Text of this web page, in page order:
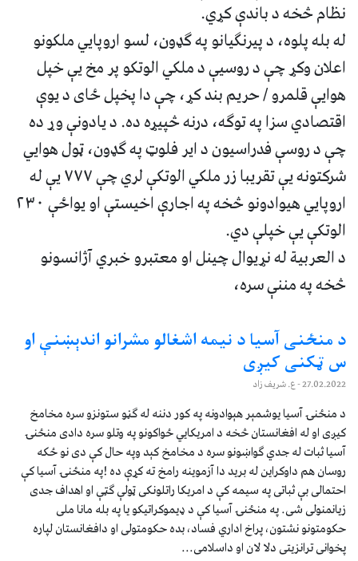
نظام څخه د باندې کړي.
له بله پلوه، د پیرنګیانو په ګډون، لسو اروپایي ملکونو
اعلان وکړ چې د روسیې د ملکي الوتکو پر مخ یې خپل
هوایې قلمرو / حریم بند کړ، چې دا پخپل ځای د یوې
اقتصادي سزا په توګه، درنه څپیړه ده. د یادونې وړ ده
چې د روسې فدراسیون د ایر فلوټ په ګډون، ټول هوایي
شرکتونه یې تقریبا زر ملکي الوتکې لري چې ۷۷۷ یې له
اروپایي هیوادونو څخه په اجارې اخیستې او یواځې ۲۳۰
الوتکې یې خپلې دي.
د العربیة له نړیوال چینل او معتبرو خبري آژانسونو
څخه په مننې سره،
د منځنی آسیا د نیمه اشغالو مشرانو اندېښنې او
س ټکنی کیږی
27.02.2022- ع. شریف زاد
د منځنۍ آسیا یوشمېر هېوادونه په کور دننه له ګڼو ستونزو سره مخامخ
کیږی او له افغانستان څخه د امریکایي ځواکونو په وتلو سره دادی منځنۍ
آسیا ثبات له جدي ګواښونو سره د مخامخ کېد وپه حال کې دی نو ځکه
روسان هم داوکراین له برید دا آزموینه رامخ ته کړې ده !په منځنۍ آسیا کې
احتمالی بې ثباتی په سیمه کې د امریکا راتلونکی ټولې ګټې او اهداف جدی
زیانمنولی شی. په منځنۍ آسیا کې د ډیموکراتیکو یا په بله مانا ملی
حکومتونو نشتون، پراخ اداري فساد، بده حکومتولی او دافغانستان لپاره
پخوانی ترانزیتی دلا لان او داسلامی...